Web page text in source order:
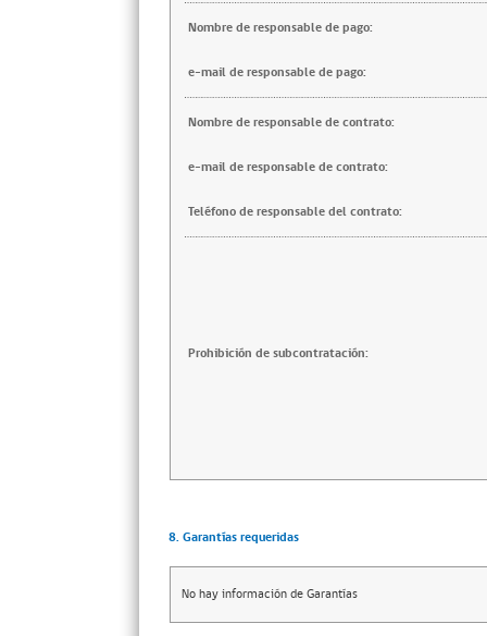
Nombre de responsable de pago:
e-mail de responsable de pago:
Nombre de responsable de contrato:
e-mail de responsable de contrato:
Teléfono de responsable del contrato:
Prohibición de subcontratación:
8. Garantías requeridas
No hay información de Garantías